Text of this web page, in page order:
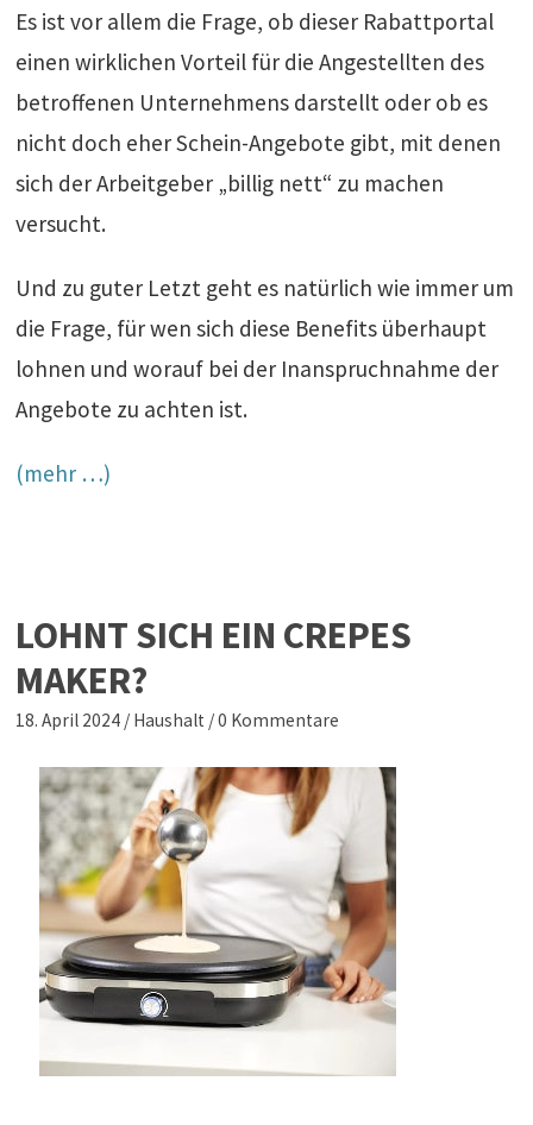
Es ist vor allem die Frage, ob dieser Rabattportal
einen wirklichen Vorteil für die Angestellten des
betroffenen Unternehmens darstellt oder ob es
nicht doch eher Schein-Angebote gibt, mit denen
sich der Arbeitgeber „billig nett“ zu machen
versucht.
Und zu guter Letzt geht es natürlich wie immer um
die Frage, für wen sich diese Benefits überhaupt
lohnen und worauf bei der Inanspruchnahme der
Angebote zu achten ist.
(mehr …)
LOHNT SICH EIN CREPES
MAKER?
18. April 2024 / Haushalt /0 Kommentare